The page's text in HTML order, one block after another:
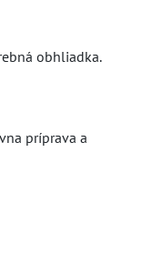
obhliadka.
príprava a